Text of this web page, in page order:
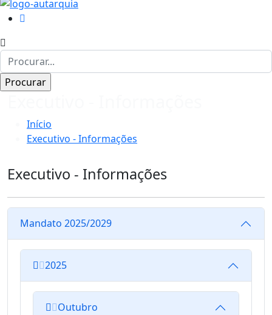
Início
Executivo - Informações
Executivo - Informações
Mandato 2025/2029
2025
Outubro